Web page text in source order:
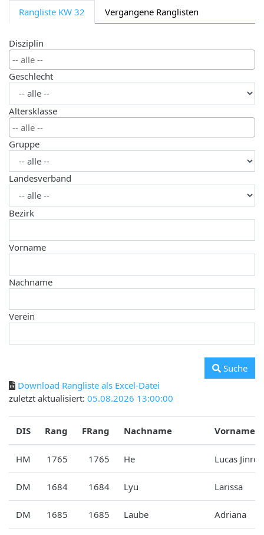
Rangliste KW 32 Vergangene Ranglisten
Disziplin
Geschlecht
Altersklasse
Gruppe
Landesverband
Bezirk
Vorname
Nachname
Verein
Suche
Download Rangliste als Excel-Datei
zuletzt aktualisiert: 05.08.2026 13:00:00
DIS Rang FRang Nachname Vorname
HM 1765 1765 He Lucas Jinroi
DM 1684 1684 Lyu Larissa
DM 1685 1685 Laube Adriana